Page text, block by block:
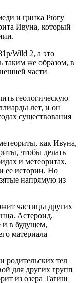
и цинка Рюгу
Ивуна, который
Wild 2, а это
таким же образом, в
части
геологическую
лет, и он
существования
как Ивуна,
чтобы делать
и метеоритах,
ее истории. Но
напрямую из
частицы других
Астероид,
и в будущем,
материала
родительских тел
для других групп
из озера Тагиш